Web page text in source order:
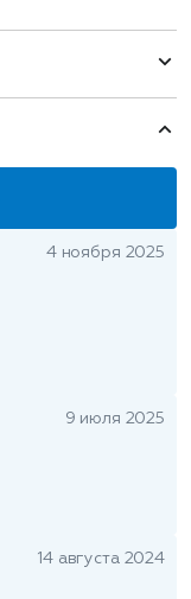
4 ноября 2025
9 июля 2025
14 августа 2024